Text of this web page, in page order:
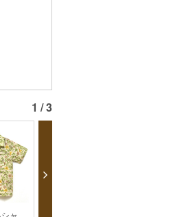
1 / 3
子供用アロハシャツ【HK2-2003】